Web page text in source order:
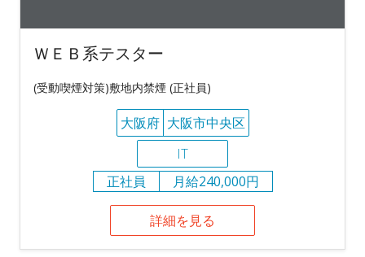
ＷＥＢ系テスター
(受動喫煙対策)敷地内禁煙 (正社員)
大阪府 大阪市中央区
IT
正社員
月給240,000円
詳細を見る